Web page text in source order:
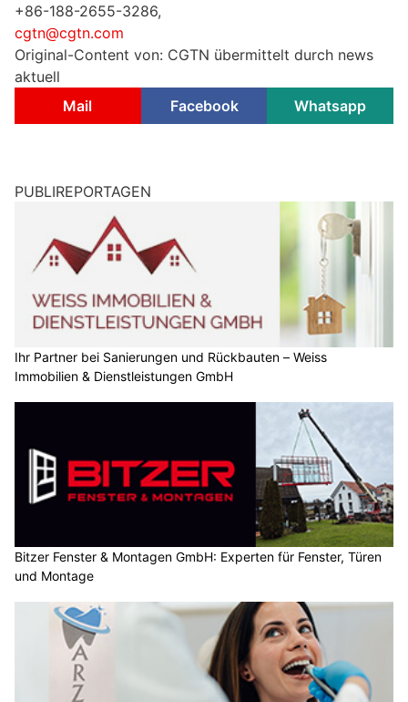
+86-188-2655-3286,
cgtn@cgtn.com
Original-Content von: CGTN übermittelt durch news
aktuell
Mail
Facebook Whatsapp
PUBLIREPORTAGEN
Ihr Partner bei Sanierungen und Rückbauten – Weiss
Immobilien & Dienstleistungen GmbH
Bitzer Fenster & Montagen GmbH: Experten für Fenster, Türen
und Montage